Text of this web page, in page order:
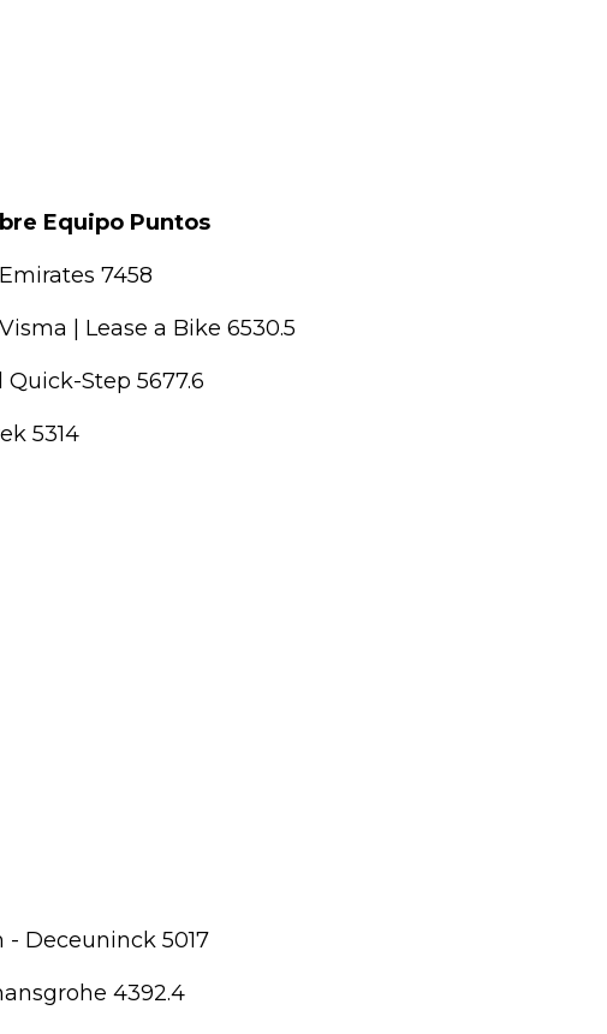
Equipo Puntos
7458
| Lease a Bike 6530.5
Quick-Step 5677.6
5314
- Deceuninck 5017
4392.4